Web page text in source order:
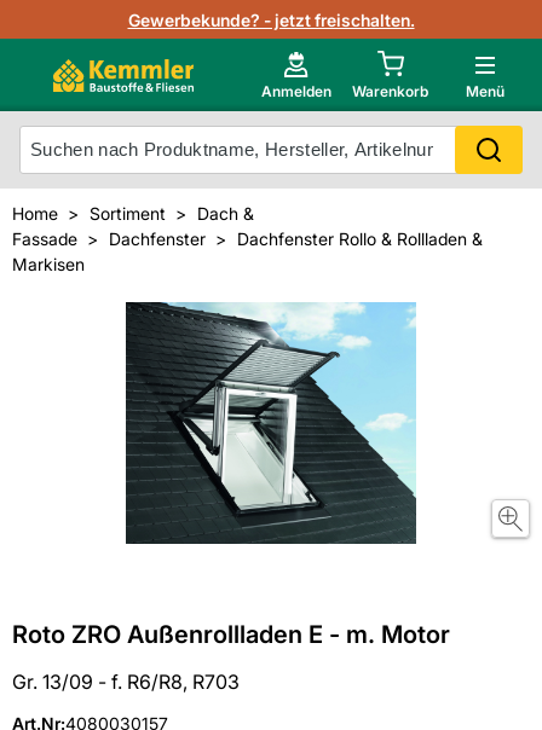
Gewerbekunde? - jetzt freischalten.
Anmelden Warenkorb Menü
Lagerbestand in Echtzeit
Nutzerverwaltung
Photovoltaik Konfigurator
Projektlisten
Technische Daten & Merkblätter
Neu im Onlineshop?
Mein Konto
Meistverkaufte Produkte
Kunden kauften auch
Unsere Kemmler-Marke
Home Sortiment
Dach &
Fassade
Dachfenster
Dachfenster Rollo & Rollladen &
Markisen
Roto ZRO Außenrollladen E - m. Motor
Gr. 13/09 - f. R6/R8, R703
Art.Nr:4080030157